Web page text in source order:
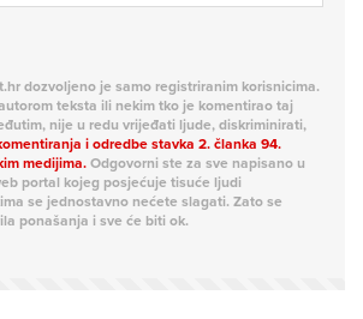
dozvoljeno je samo registriranim korisnicima.
teksta ili nekim tko je komentirao taj
nije u redu vrijeđati ljude, diskriminirati,
i odredbe stavka 2. članka 94.
medijima.Odgovorni ste za sve napisano u
portal kojeg posjećuje tisuće ljudi
se jednostavno nećete slagati. Zato se
ponašanja i sve će biti ok.